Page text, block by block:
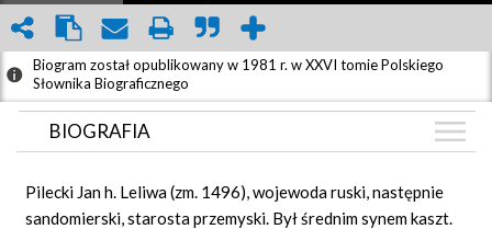
Biogram został opublikowany w 1981 r. w XXVI tomie Polskiego
Słownika Biograficznego
BIOGRAFIA
GRAF POWIĄZAŃ
Pilecki Jan h. Leliwa (zm. 1496), wojewoda ruski, następnie
sandomierski, starosta przemyski. Był średnim synem kaszt.